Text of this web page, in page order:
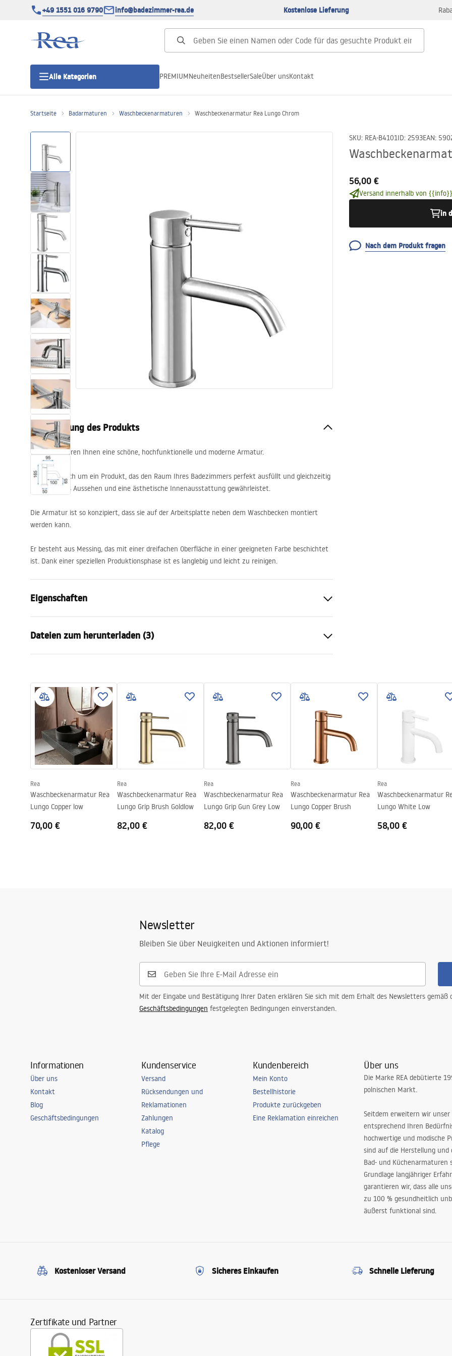
+49 1551 016 9790 info@badezimmer-rea.de Kostenlose Lieferung
Alle Kategorien
Duschwannen
Duschrinnen
Toiletten
Waschbecken
Wannen und
Badewannenaufsätze
Badarmaturen
Duschen
Küche
Badezimmerzubehör und Möbel
PREMIUMNeuheitenBestsellerSaleÜber unsKontakt
Startseite Badarmaturen Waschbeckenarmaturen Waschbeckenarmatur Rea Lungo Chrom
SKU: REA-B4101ID: 2593EAN:
56,00 €
Versand innerhalb von
in
Nach dem Produkt fragen
Beschreibung des Produkts
Wir präsentieren Ihnen eine schöne, hochfunktionelle und moderne Armatur.
Es handelt sich um ein Produkt, das den Raum Ihres Badezimmers perfekt ausfüllt und gleichzeitig
ein tadelloses Aussehen und eine ästhetische Innenausstattung gewährleistet.
Die Armatur ist so konzipiert, dass sie auf der Arbeitsplatte neben dem Waschbecken montiert
werden kann.
Er besteht aus Messing, das mit einer dreifachen Oberfläche in einer geeigneten Farbe beschichtet
ist. Dank einer speziellen Produktionsphase ist es langlebig und leicht zu reinigen.
Eigenschaften
Montageart
Farbe
Chrom
Material
Auslauf Reichweite
Höhe
Beschichtungstechnologie
Anschuss Durchmesser
Garantie
5 jahre
Dateien zum herunterladen (3)
Warranty_Terms_and_Conditions_
Faucets_-_5.pdf
Sicherheitsinformationen
Safety_Information_Faucets.pdf
Rea
Waschbeckenarmatur Rea
Lungo Copper low
70,00 €
Rea
Waschbeckenarmatur Rea
Lungo Grip Brush Goldlow
82,00 €
Rea
Waschbeckenarmatur Rea
Lungo Grip Gun Grey Low
82,00 €
Rea
Waschbeckenarmatur Rea
Lungo Copper Brush
90,00 €
Rea
Waschbeckenarmatur
Lungo White Low
58,00 €
Newsletter
Bleiben Sie über Neuigkeiten und Aktionen informiert!
Mit der Eingabe und Bestätigung Ihrer Daten erklären Sie sich mit dem Erhalt des Newsletters gemäß
Geschäftsbedingungen festgelegten Bedingungen einverstanden.
Informationen
Über uns
Kontakt
Blog
Geschäftsbedingungen
Kundenservice
Versand
Rücksendungen und
Reklamationen
Zahlungen
Katalog
Pflege
Kundenbereich
Mein Konto
Bestellhistorie
Produkte zurückgeben
Eine Reklamation einreichen
Über uns
Die Marke REA debütierte
polnischen Markt.
Seitdem erweitern wir unser
entsprechend Ihren
hochwertige und modische
sind auf die Herstellung
Bad- und Küchenarmaturen
Grundlage langjähriger
garantieren wir, dass alle
zu 100 % gesundheitlich
äußerst funktional sind.
Kostenloser Versand Sicheres Einkaufen Schnelle Lieferung
Zertifikate und Partner